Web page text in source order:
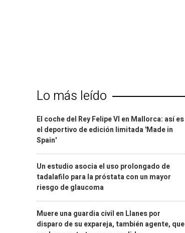
Lo más leído
El coche del Rey Felipe VI en Mallorca: así es
el deportivo de edición limitada 'Made in
Spain'
Un estudio asocia el uso prolongado de
tadalafilo para la próstata con un mayor
riesgo de glaucoma
Muere una guardia civil en Llanes por
disparo de su expareja, también agente, que